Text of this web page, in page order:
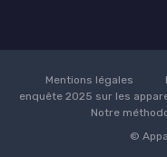
Mentions légales
enquête 2025 sur les
Notre
©